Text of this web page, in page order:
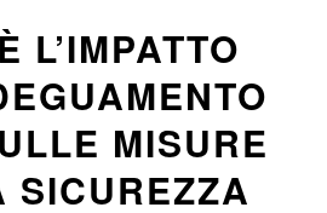
L’IMPATTO
MISURE
SICUREZZA